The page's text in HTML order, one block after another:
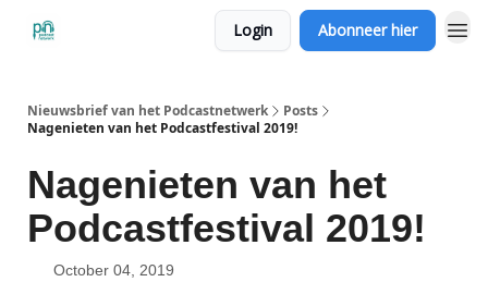
Login Abonneer hier
Nieuwsbrief van het Podcastnetwerk
Posts
Nagenieten van het Podcastfestival 2019!
Nagenieten van het
Podcastfestival 2019!
October 04, 2019